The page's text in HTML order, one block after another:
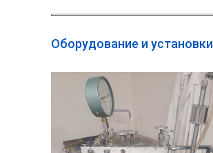
Оборудование и установки